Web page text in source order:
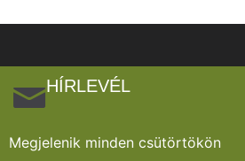
HÍRLEVÉL
Megjelenik minden csütörtökön